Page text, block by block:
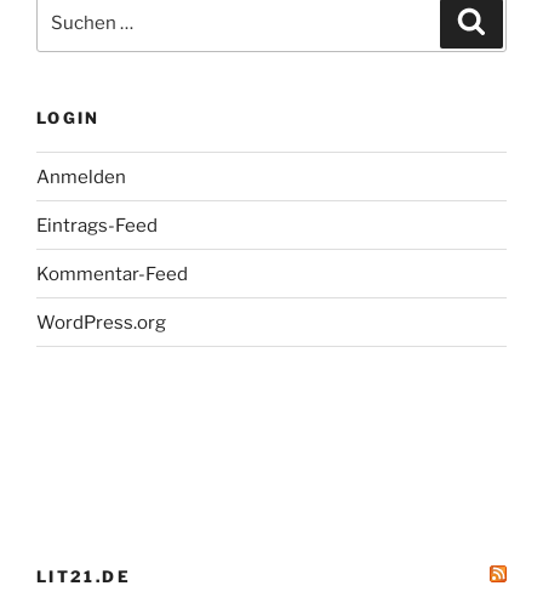
nach:
LOGIN
Anmelden
Eintrags-Feed
Kommentar-Feed
WordPress.org
LIT21.DE